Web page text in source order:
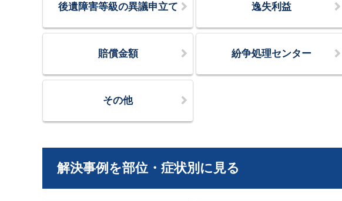
後遺障害等級の異議申立て 逸失利益
賠償金額 紛争処理センター
その他
解決事例を部位・症状別に見る